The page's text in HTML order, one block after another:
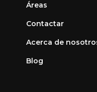
Áreas
Contactar
Acerca de
Blog